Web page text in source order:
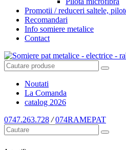
Promotii / reduceri saltele,
Recomandari
Info somiere metalice
Contact
Noutati
La Comanda
catalog 2026
0747.263.728 / 074RAMEPAT